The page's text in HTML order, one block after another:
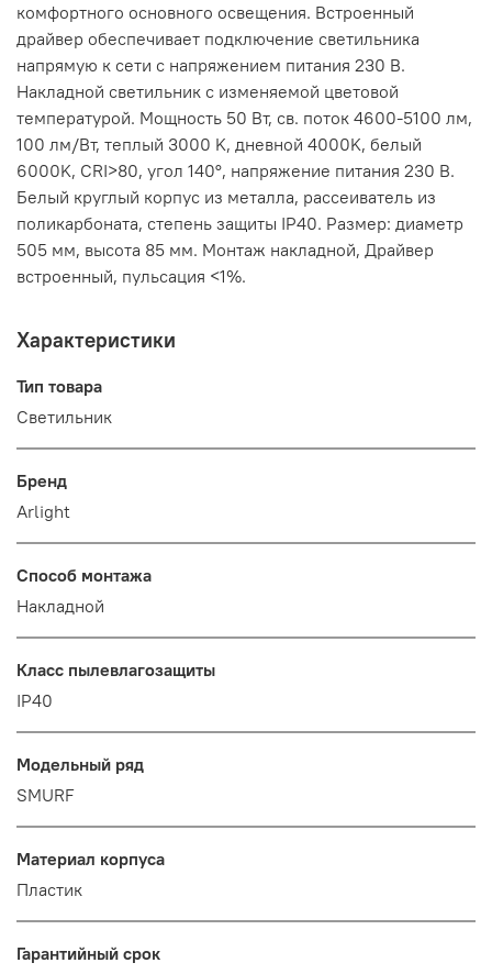
комфортного основного освещения. Встроенный
драйвер обеспечивает подключение светильника
напрямую к сети с напряжением питания 230 В.
Накладной светильник с изменяемой цветовой
температурой. Мощность 50 Вт, св. поток 4600-5100 лм,
100 лм/Вт, теплый 3000 K, дневной 4000K, белый
6000K, CRI>80, угол 140°, напряжение питания 230 В.
Белый круглый корпус из металла, рассеиватель из
поликарбоната, степень защиты IP40. Размер: диаметр
505 мм, высота 85 мм. Монтаж накладной, Драйвер
встроенный, пульсация <1%.
Характеристики
Тип товара
Светильник
Бренд
Arlight
Способ монтажа
Накладной
Класс пылевлагозащиты
IP40
Модельный ряд
SMURF
Материал корпуса
Пластик
Гарантийный срок